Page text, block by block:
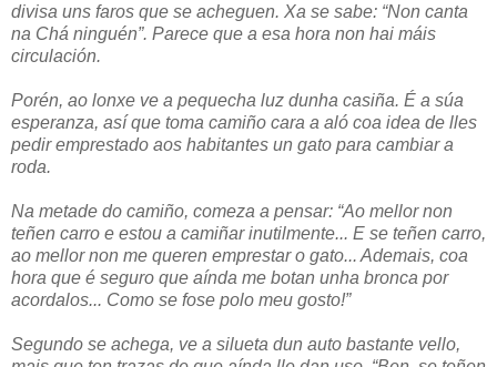
divisa uns faros que se acheguen. Xa se sabe: “Non canta
na Chá ninguén”. Parece que a esa hora non hai máis
circulación.
Porén, ao lonxe ve a pequecha luz dunha casiña. É a súa
esperanza, así que toma camiño cara a aló coa idea de lles
pedir emprestado aos habitantes un gato para cambiar a
roda.
Na metade do camiño, comeza a pensar: “Ao mellor non
teñen carro e estou a camiñar inutilmente... E se teñen carro,
ao mellor non me queren emprestar o gato... Ademais, coa
hora que é seguro que aínda me botan unha bronca por
acordalos... Como se fose polo meu gosto!”
Segundo se achega, ve a silueta dun auto bastante vello,